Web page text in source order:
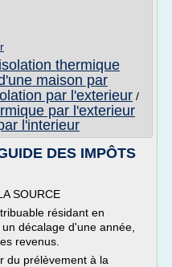
thermique
maison par
par l'exterieur /
par l'exterieur
l'interieur
DES IMPÔTS
SOURCE
résidant en
décalage d'une année,
revenus.
du prélèvement à la